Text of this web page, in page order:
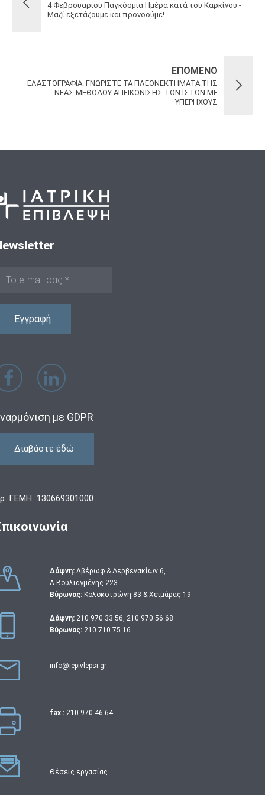
4 Φεβρουαρίου Παγκόσμια Ημέρα κατά του Καρκίνου -
Μαζί εξετάζουμε και προνοούμε!
ΕΠΌΜΕΝΟ
ΕΛΑΣΤΟΓΡΑΦΙΑ: ΓΝΩΡΙΣΤΕ ΤΑ ΠΛΕΟΝΕΚΤΗΜΑΤΑ ΤΗΣ
ΝΕΑΣ ΜΕΘΟΔΟΥ ΑΠΕΙΚΟΝΙΣΗΣ ΤΩΝ ΙΣΤΩΝ ΜΕ
ΥΠΕΡΗΧΟΥΣ
με GDPR
Διαβάστε έδώ
ΓΕΜΗ 130669301000
Δάφνη:Αβέρωφ & Δερβενακίων 6,
Λ.Βουλιαγμένης 223
Βύρωνας:Κολοκοτρώνη 83 & Χειμάρας 19
Δάφνη: 210 970 33 56, 210 970 56 68
Βύρωνας: 210 710 75 16
info@iepivlepsi.gr
fax :210 970 46 64
Θέσεις εργασίας